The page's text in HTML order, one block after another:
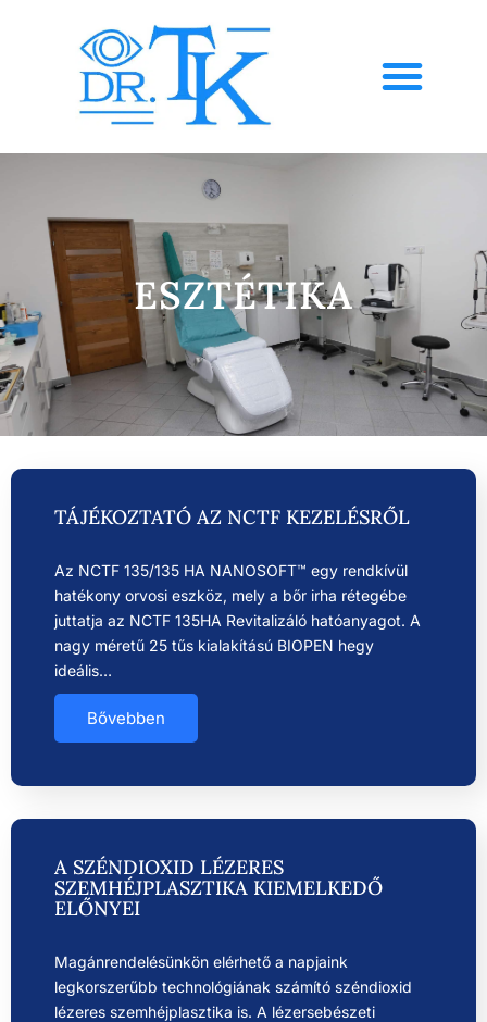
ESZTÉTIKA
TÁJÉKOZTATÓ AZ NCTF KEZELÉSRŐL
Az NCTF 135/135 HA NANOSOFT™ egy rendkívül
hatékony orvosi eszköz, mely a bőr irha rétegébe
juttatja az NCTF 135HA Revitalizáló hatóanyagot. A
nagy méretű 25 tűs kialakítású BIOPEN hegy
ideális…
Bővebben
A SZÉNDIOXID LÉZERES
SZEMHÉJPLASZTIKA KIEMELKEDŐ
ELŐNYEI
Magánrendelésünkön elérhető a napjaink
legkorszerűbb technológiának számító széndioxid
lézeres szemhéjplasztika is. A lézersebészeti